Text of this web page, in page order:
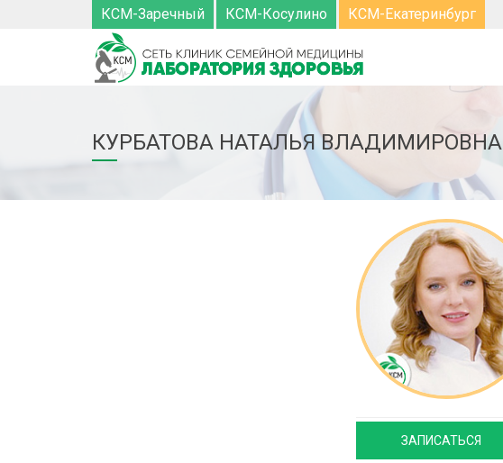
КСМ-Заречный КСМ-Косулино КСМ-Екатеринбург
КУРБАТОВА НАТАЛЬЯ ВЛАДИМИРОВНА
ЗАПИСАТЬСЯ